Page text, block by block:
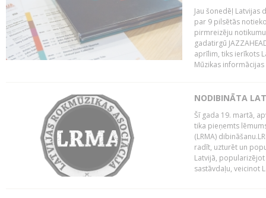
Jau šonedēļ Latvijas
par 9 pilsētās
pirmreizēju
gadatirgū
aprīlim, tiks ierīkots
Mūzikas informācijas
NODIBINĀTA
Šī gada 19. martā,
tika pieņemts
(LRMA)
radīt, uzturēt un
Latvijā,
sastāvdaļu, veicinot